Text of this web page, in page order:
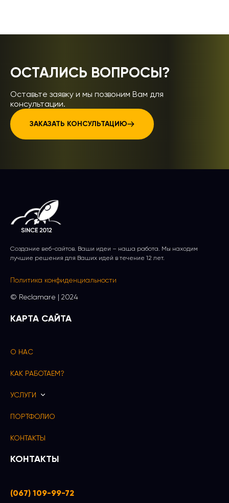
ОСТАЛИСЬ ВОПРОСЫ?
Оставьте заявку и мы позвоним Вам для
консультации.
ЗАКАЗАТЬ КОНСУЛЬТАЦИЮ
Создание веб-сайтов. Ваши идеи – наша работа. Мы находим
лучшие решения для Ваших идей в течение 12 лет.
Политика конфиденциальности
© Reсlamare | 2024
КАРТА САЙТА
О НАС
КАК РАБОТАЕМ?
УСЛУГИ
ПОРТФОЛИО
КОНТАКТЫ
КОНТАКТЫ
(067) 109-99-72